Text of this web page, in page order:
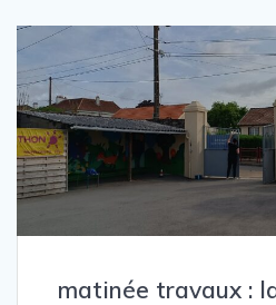
matinée travaux :